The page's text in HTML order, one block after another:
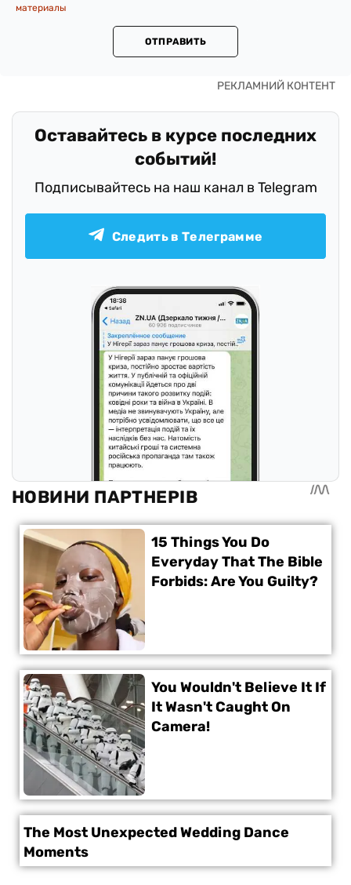
материалы
ОТПРАВИТЬ
Оставайтесь в курсе последних
событий!
Подписывайтесь на наш канал в Telegram
Следить в Телеграмме